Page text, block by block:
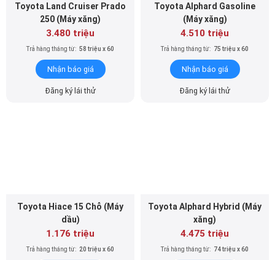
Toyota Land Cruiser Prado
250 (Máy xăng)
3.480 triệu
Trả hàng tháng từ: 58 triệu x 60
Nhận báo giá
Đăng ký lái thử
Toyota Alphard Gasoline
(Máy xăng)
4.510 triệu
Trả hàng tháng từ: 75 triệu x 60
Nhận báo giá
Đăng ký lái thử
Toyota Hiace 15 Chỗ (Máy
dầu)
1.176 triệu
Trả hàng tháng từ: 20 triệu x 60
Toyota Alphard Hybrid (Máy
xăng)
4.475 triệu
Trả hàng tháng từ: 74 triệu x 60